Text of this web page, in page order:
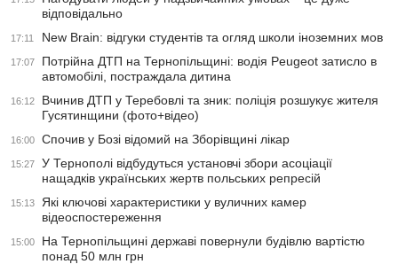
відповідально
17:11 New Brain: відгуки студентів та огляд школи іноземних мов
17:07
Потрійна ДТП на Тернопільщині: водія Peugeot затисло в
автомобілі, постраждала дитина
16:12
Вчинив ДТП у Теребовлі та зник: поліція розшукує жителя
Гусятинщини (фото+відео)
16:00 Спочив у Бозі відомий на Зборівщині лікар
15:27
У Тернополі відбудуться установчі збори асоціації
нащадків українських жертв польських репресій
15:13
Які ключові характеристики у вуличних камер
відеоспостереження
15:00
На Тернопільщині державі повернули будівлю вартістю
понад 50 млн грн